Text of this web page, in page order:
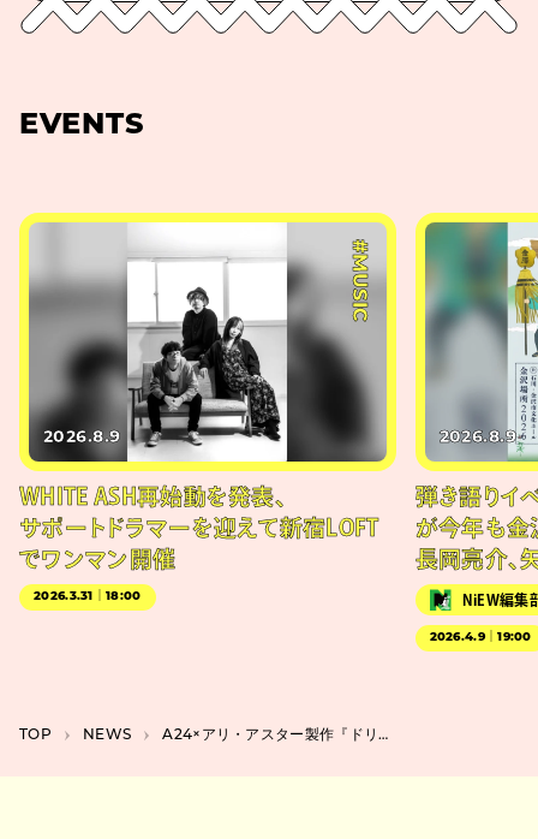
EVENTS
#MUSIC
2026.8.9
WHITE ASH再始動を発表、
サポートドラマーを迎えて新宿LOFT
でワンマン開催
2026.3.31｜18:00
2026.8.9
弾き語りイ
が今年も金
長岡亮介、
NiEW編集
2026.4.9｜19:00
TOP NEWS A24×アリ・アスター製作『ドリーム・シナリオ』日本公開決定、ニコラス・ケイジ主演